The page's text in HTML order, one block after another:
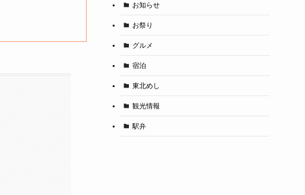
お知らせ
お祭り
グルメ
宿泊
東北めし
観光情報
駅弁